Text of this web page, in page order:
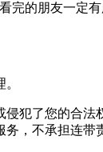
的朋友一定
犯了您的合
，不承担连带